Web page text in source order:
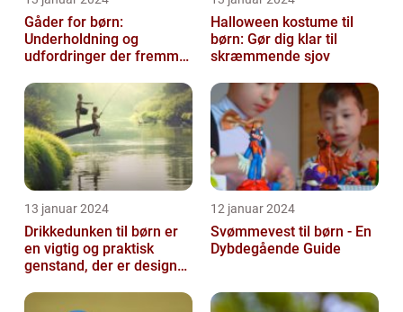
Gåder for børn:
Underholdning og
udfordringer der fremmer
Halloween kostume til
børn: Gør dig klar til
skræmmende sjov
13 januar 2024
Drikkedunken til børn er
en vigtig og praktisk
genstand, der er designet
...
12 januar 2024
Svømmevest til børn - En
Dybdegående Guide